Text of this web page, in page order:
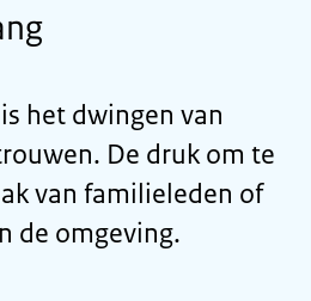
het dwingen van
De druk om te
van familieleden of
de omgeving.